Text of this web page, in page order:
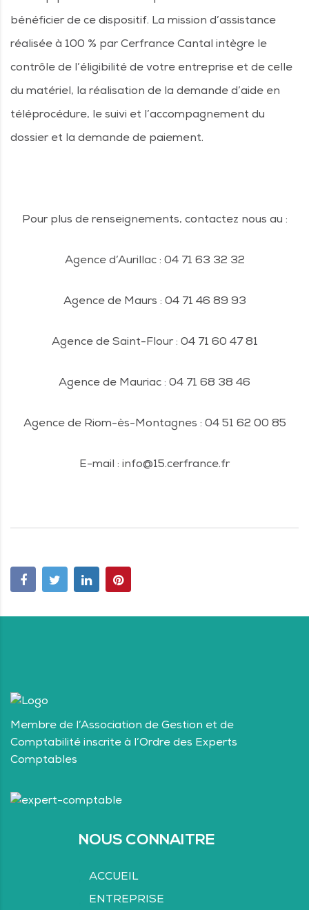
bénéficier de ce dispositif. La mission d’assistance
réalisée à 100 % par Cerfrance Cantal intègre le
contrôle de l’éligibilité de votre entreprise et de celle
du matériel, la réalisation de la demande d’aide en
téléprocédure, le suivi et l’accompagnement du
dossier et la demande de paiement.
Pour plus de renseignements, contactez nous au :
Agence d’Aurillac : 04 71 63 32 32
Agence de Maurs : 04 71 46 89 93
Agence de Saint-Flour : 04 71 60 47 81
Agence de Mauriac : 04 71 68 38 46
Agence de Riom-ès-Montagnes : 04 51 62 00 85
E-mail : info@15.cerfrance.fr
Membre de l’Association de Gestion et de
Comptabilité inscrite à l’Ordre des Experts
Comptables
NOUS CONNAITRE
ACCUEIL
ENTREPRISE